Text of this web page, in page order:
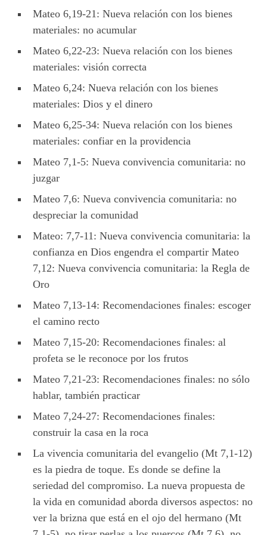
Mateo 6,19-21: Nueva relación con los bienes
materiales: no acumular
Mateo 6,22-23: Nueva relación con los bienes
materiales: visión correcta
Mateo 6,24: Nueva relación con los bienes
materiales: Dios y el dinero
Mateo 6,25-34: Nueva relación con los bienes
materiales: confiar en la providencia
Mateo 7,1-5: Nueva convivencia comunitaria: no
juzgar
Mateo 7,6: Nueva convivencia comunitaria: no
despreciar la comunidad
Mateo: 7,7-11: Nueva convivencia comunitaria: la
confianza en Dios engendra el compartir Mateo
7,12: Nueva convivencia comunitaria: la Regla de
Oro
Mateo 7,13-14: Recomendaciones finales: escoger
el camino recto
Mateo 7,15-20: Recomendaciones finales: al
profeta se le reconoce por los frutos
Mateo 7,21-23: Recomendaciones finales: no sólo
hablar, también practicar
Mateo 7,24-27: Recomendaciones finales:
construir la casa en la roca
La vivencia comunitaria del evangelio (Mt 7,1-12)
es la piedra de toque. Es donde se define la
seriedad del compromiso. La nueva propuesta de
la vida en comunidad aborda diversos aspectos: no
ver la brizna que está en el ojo del hermano (Mt